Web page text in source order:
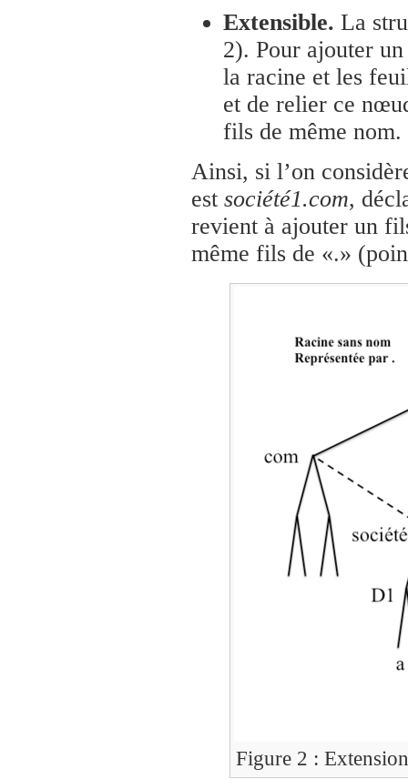
Extensible. La
2). Pour ajouter
la racine et les
et de relier ce
fils de même nom.
Ainsi, si l’on
est société1.com,
revient à ajouter un
même fils de «.»
Figure 2 :